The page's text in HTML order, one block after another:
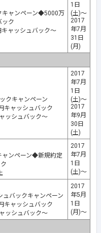
キャンペーン◆5000万
ック
ャッシュバック～
1日
(土)～
2017
年7月
31日
(月)
クキャンペーン
キャッシュバック
ッシュバック～
2017
年7月
1日
(土)～
2017
年9月
30日
(土)
ャンペーン◆新規約定
2017
年7月
1日
(土)～
ュバックキャンペーン
キャッシュバック
ッシュバック～
2017
年5月
1日
(月)～